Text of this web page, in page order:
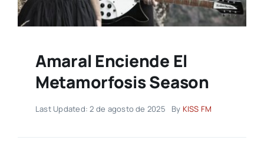
Amaral Enciende El
Metamorfosis Season
Last Updated: 2 de agosto de 2025 By KISS FM